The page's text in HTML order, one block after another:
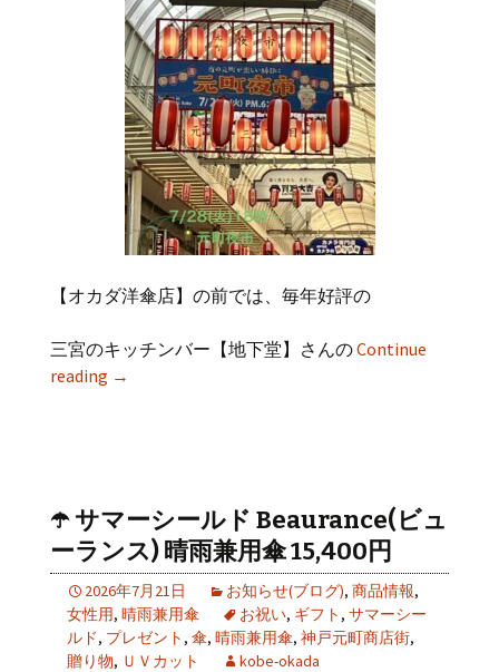
【オカダ洋傘店】の前では、毎年好評の
三宮のキッチンバー【地下堂】さんのContinue
reading →
☂️ サマーシールド Beaurance(ビュ
ーランス) 晴雨兼用傘 15,400円
2026年7月21日 お知らせ(ブログ), 商品情報,
女性用, 晴雨兼用傘 お祝い, ギフト , サマーシー
ルド, プレゼント , 傘, 晴雨兼用傘, 神戸元町商店街,
贈り物, ＵＶカット kobe-okada